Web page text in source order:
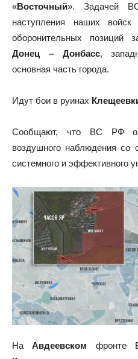
«Восточный». Задачей
наступления наших
оборонительных позиций
Донец – Донбасс,
основная часть города.
Идут бои в руинах
Сообщают, что ВС РФ
воздушного наблюдения
системного и эффективного
НаАвдеевском фронте